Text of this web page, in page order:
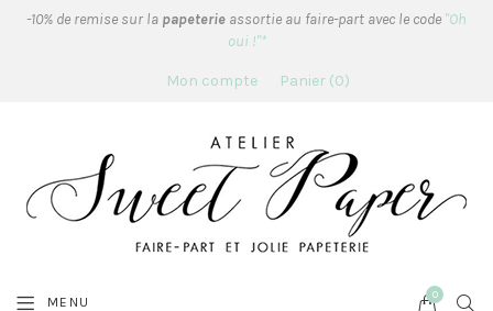
-10% de remise sur la papeterie assortie au faire-part avec le code "Oh
oui !"*
Mon compte Panier 0
MENU Cart
0